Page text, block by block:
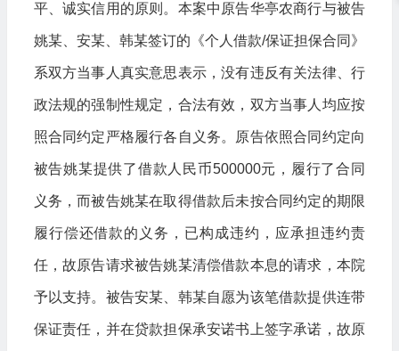
平、诚实信用的原则。本案中原告华亭农商行与被告
姚某、安某、韩某签订的《个人借款/保证担保合同》
系双方当事人真实意思表示，没有违反有关法律、行
政法规的强制性规定，合法有效，双方当事人均应按
照合同约定严格履行各自义务。原告依照合同约定向
被告姚某提供了借款人民币500000元，履行了合同
义务，而被告姚某在取得借款后未按合同约定的期限
履行偿还借款的义务，已构成违约，应承担违约责
任，故原告请求被告姚某清偿借款本息的请求，本院
予以支持。被告安某、韩某自愿为该笔借款提供连带
保证责任，并在贷款担保承安诺书上签字承诺，故原